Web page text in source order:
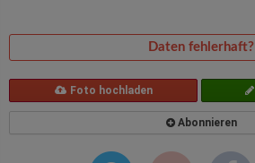
Daten fehlerhaft?
Foto hochladen
Abonnieren